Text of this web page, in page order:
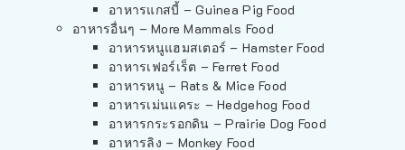
อาหารแกสบี้ – Guinea Pig Food
อาหารอื่นๆ – More Mammals Food
อาหารหนูแฮมสเตอร์ – Hamster Food
อาหารเฟอร์เร็ต – Ferret Food
อาหารหนู – Rats & Mice Food
อาหารเม่นแคระ – Hedgehog Food
อาหารกระรอกดิน – Prairie Dog Food
อาหารลิง – Monkey Food